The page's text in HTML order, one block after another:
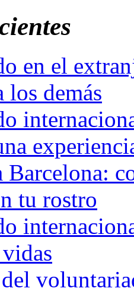
en el
los demás
Barcelona:
tu rostro